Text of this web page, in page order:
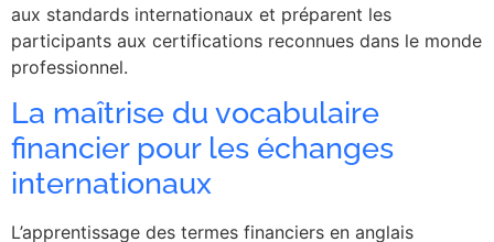
aux standards internationaux et préparent les
participants aux certifications reconnues dans le monde
professionnel.
La maîtrise du vocabulaire
financier pour les échanges
internationaux
L’apprentissage des termes financiers en anglais